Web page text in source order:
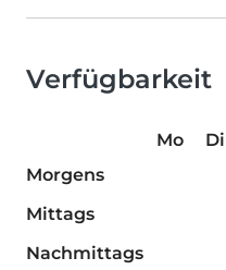
Verfügbarkeit
Mo Di
Morgens
Mittags
Nachmittags